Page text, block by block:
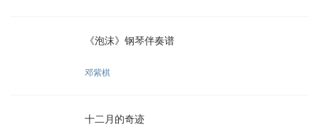
《泡沫》钢琴伴奏谱
邓紫棋
十二月的奇迹